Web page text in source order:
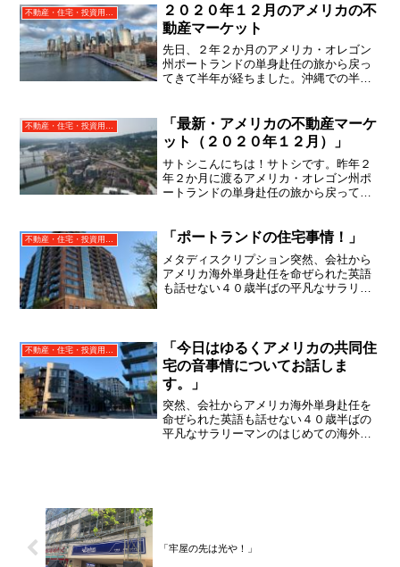
マン人生を卒業し、東京都品川区南大井
で不動産を主に取り扱う「...
不動産・住宅・投資用不動産（日本・アメリカ)
２０２０年１２月のアメリカの不
動産マーケット
先日、２年２か月のアメリカ・オレゴン
州ポートランドの単身赴任の旅から戻っ
てきて半年が経ちました。沖縄での半年
メリカの不動産マーケット情報です。
不動産・住宅・投資用不動産（日本・アメリカ)
「最新・アメリカの不動産マーケ
ット（２０２０年１２月）」
サトシこんにちは！サトシです。昨年２
年２か月に渡るアメリカ・オレゴン州ポ
ートランドの単身赴任の旅から戻ってき
し、東京で起業することになりまし
た。 いつも応援ありがとう...
不動産・住宅・投資用不動産（日本・アメリカ) 「ポートランドの住宅事情！」
メタディスクリプション突然、会社から
アメリカ海外単身赴任を命ぜられた英語
も話せない４０歳半ばの平凡なサラリー
不動産・住宅・投資用不動産（日本・アメリカ)
「今日はゆるくアメリカの共同住
宅の音事情についてお話しま
す。」
突然、会社からアメリカ海外単身赴任を
命ぜられた英語も話せない４０歳半ばの
平凡なサラリーマンのはじめての海外生
「牢屋の先は光や！」